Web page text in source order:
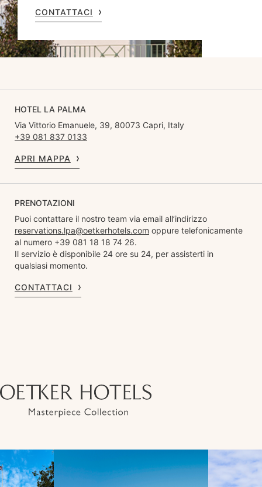
CONTATTACI
HOTEL LA PALMA
Via Vittorio Emanuele, 39, 80073 Capri, Italy
+39 081 837 0133
APRI MAPPA
PRENOTAZIONI
Puoi contattare il nostro team via email all’indirizzo
reservations.lpa@oetkerhotels.com oppure telefonicamente
al numero +39 081 18 18 74 26.
Il servizio è disponibile 24 ore su 24, per assisterti in
qualsiasi momento.
CONTATTACI